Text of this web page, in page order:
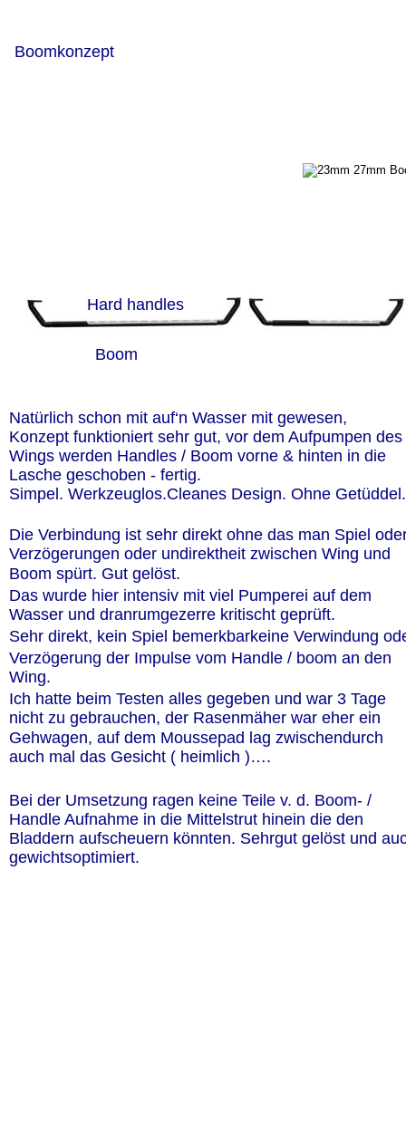
Natürlich schon mit auf‘n Wasser mit gewesen,
Konzept funktioniert sehr gut, vor dem Aufpumpen des
Wings werden Handles / Boom vorne & hinten in die
Lasche geschoben - fertig.
Simpel. Werkzeuglos.Cleanes Design. Ohne Getüddel.
Die Verbindung ist sehr direkt ohne das man Spiel
Verzögerungen oder undirektheit zwischen Wing und
Boom spürt. Gut gelöst.
Das wurde hier intensiv mit viel Pumperei auf dem
Wasser und dranrumgezerre kritischt geprüft.
Sehr direkt, kein Spiel bemerkbarkeine Verwindung
Verzögerung der Impulse vom Handle / boom an den
Wing.
Ich hatte beim Testen alles gegeben und war 3 Tage
nicht zu gebrauchen, der Rasenmäher war eher ein
Gehwagen, auf dem Moussepad lag zwischendurch
auch mal das Gesicht ( heimlich )….
Bei der Umsetzung ragen keine Teile v. d. Boom- /
Handle Aufnahme in die Mittelstrut hinein die den
Bladdern aufscheuern könnten. Sehrgut gelöst und
gewichtsoptimiert.
Boomkonzept
Hard handles
Boom